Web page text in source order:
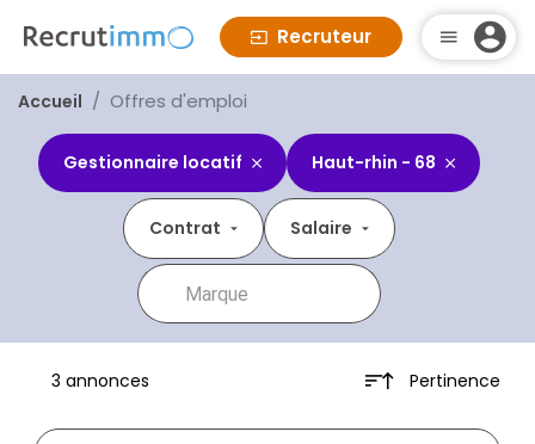
Recruteur
Accueil Offres d'emploi
Gestionnaire locatif Haut-rhin - 68
Contrat Salaire
3 annonces Pertinence